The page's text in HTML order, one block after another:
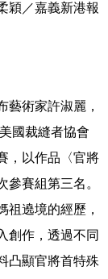
穎／嘉義新港報
藝術家許淑麗，
國裁縫者協會
，以作品〈官將
參賽組第三名。
祖遶境的經歷，
創作， 透過不同
凸顯官將首特殊